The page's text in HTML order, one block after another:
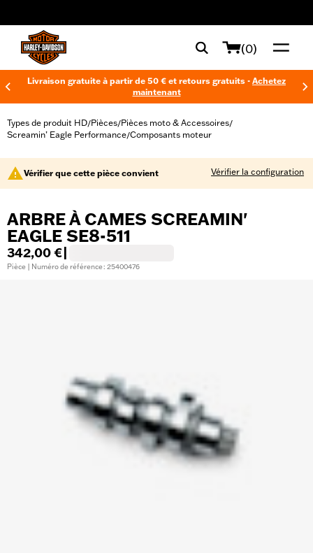
(0)
Livraison gratuite à partir de 50 € et retours gratuits - Achetez
maintenant
Types de produit HD/Pièces/Pièces moto & Accessoires/
Screamin’ Eagle Performance/Composants moteur
Vérifier que cette pièce convient Vérifier la configuration
ARBRE À CAMES SCREAMIN'
EAGLE SE8-511
342,00 €
Pièce | Numéro de référence : 25400476